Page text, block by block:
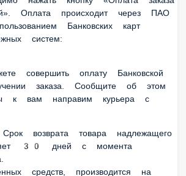
оплату Банковской картой
Сообщите об этом оператору, и мы к
с терминалом.
возврата товара надлежащего
30 дней с момента получения товара.
средств, производится на Ваш
5—30 рабочих дней (срок
выдал Вашу банковскую карту)